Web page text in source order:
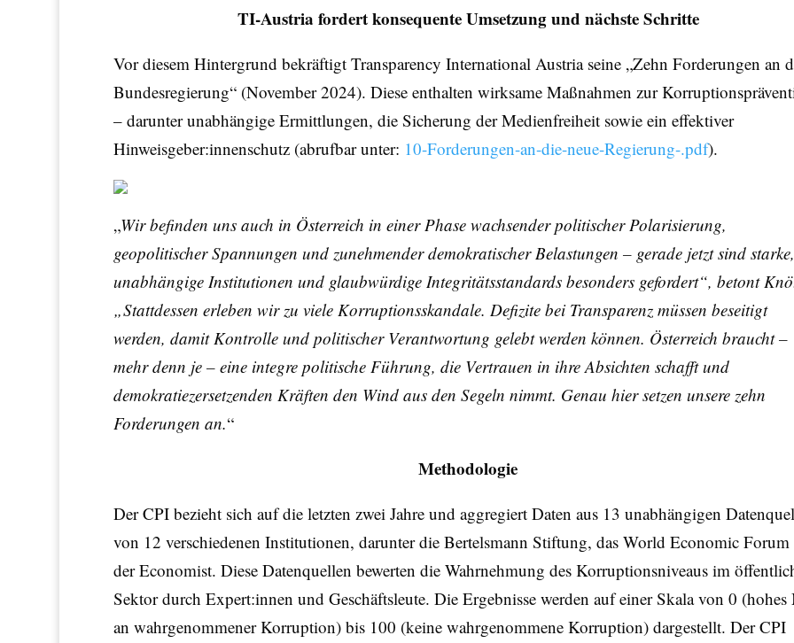
TI-Austria fordert konsequente Umsetzung und nächste Schritte
Vor diesem Hintergrund bekräftigt Transparency International Austria seine „Zehn Forderungen an
Bundesregierung“ (November 2024). Diese enthalten wirksame Maßnahmen zur
– darunter unabhängige Ermittlungen, die Sicherung der Medienfreiheit sowie ein effektiver
Hinweisgeber:innenschutz (abrufbar unter: 10-Forderungen-an-die-neue-Regierung-.pdf).
„Wir befinden uns auch in Österreich in einer Phase wachsender politischer Polarisierung,
geopolitischer Spannungen und zunehmender demokratischer Belastungen – gerade jetzt sind starke,
unabhängige Institutionen und glaubwürdige Integritätsstandards besonders gefordert“, betont
„Stattdessen erleben wir zu viele Korruptionsskandale. Defizite bei Transparenz müssen beseitigt
werden, damit Kontrolle und politischer Verantwortung gelebt werden können. Österreich braucht –
mehr denn je – eine integre politische Führung, die Vertrauen in ihre Absichten schafft und
demokratiezersetzenden Kräften den Wind aus den Segeln nimmt. Genau hier setzen unsere zehn
Forderungen an.“
Methodologie
Der CPI bezieht sich auf die letzten zwei Jahre und aggregiert Daten aus 13 unabhängigen
von 12 verschiedenen Institutionen, darunter die Bertelsmann Stiftung, das World Economic Forum
der Economist. Diese Datenquellen bewerten die Wahrnehmung des Korruptionsniveaus im
Sektor durch Expert:innen und Geschäftsleute. Die Ergebnisse werden auf einer Skala von 0 (hohes
an wahrgenommener Korruption) bis 100 (keine wahrgenommene Korruption) dargestellt. Der CPI